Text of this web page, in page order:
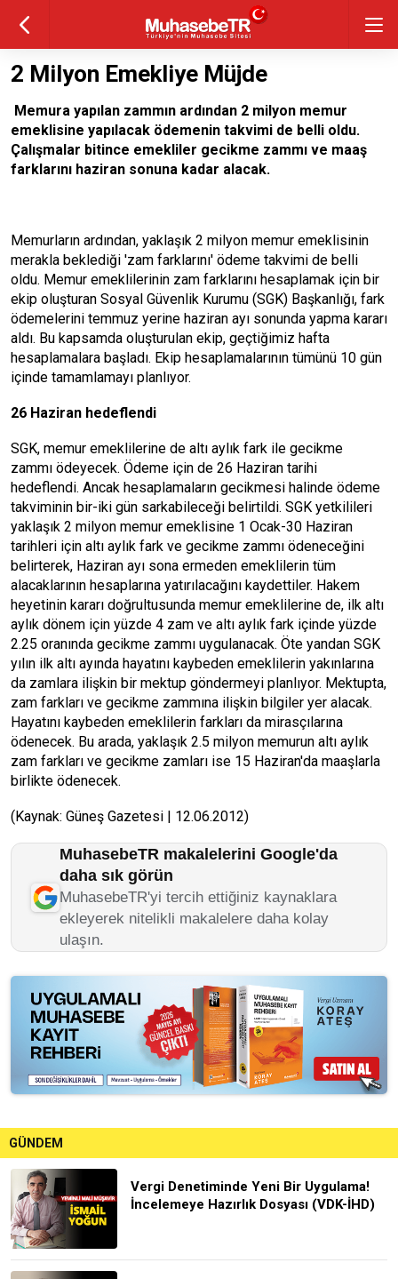
2 Milyon Emekliye Müjde
Memura yapılan zammın ardından 2 milyon memur
emeklisine yapılacak ödemenin takvimi de belli oldu.
Çalışmalar bitince emekliler gecikme zammı ve maaş
farklarını haziran sonuna kadar alacak.
Memurların ardından, yaklaşık 2 milyon memur emeklisinin
merakla beklediği 'zam farklarını' ödeme takvimi de belli
oldu. Memur emeklilerinin zam farklarını hesaplamak için bir
ekip oluşturan Sosyal Güvenlik Kurumu (SGK) Başkanlığı, fark
ödemelerini temmuz yerine haziran ayı sonunda yapma kararı
aldı. Bu kapsamda oluşturulan ekip, geçtiğimiz hafta
hesaplamalara başladı. Ekip hesaplamalarının tümünü 10 gün
içinde tamamlamayı planlıyor.
26 Haziran hedeflendi
SGK, memur emeklilerine de altı aylık fark ile gecikme
zammı ödeyecek. Ödeme için de 26 Haziran tarihi
hedeflendi. Ancak hesaplamaların gecikmesi halinde ödeme
takviminin bir-iki gün sarkabileceği belirtildi. SGK yetkilileri
yaklaşık 2 milyon memur emeklisine 1 Ocak-30 Haziran
tarihleri için altı aylık fark ve gecikme zammı ödeneceğini
belirterek, Haziran ayı sona ermeden emeklilerin tüm
alacaklarının hesaplarına yatırılacağını kaydettiler. Hakem
heyetinin kararı doğrultusunda memur emeklilerine de, ilk altı
aylık dönem için yüzde 4 zam ve altı aylık fark içinde yüzde
2.25 oranında gecikme zammı uygulanacak. Öte yandan SGK
yılın ilk altı ayında hayatını kaybeden emeklilerin yakınlarına
da zamlara ilişkin bir mektup göndermeyi planlıyor. Mektupta,
zam farkları ve gecikme zammına ilişkin bilgiler yer alacak.
Hayatını kaybeden emeklilerin farkları da mirasçılarına
ödenecek. Bu arada, yaklaşık 2.5 milyon memurun altı aylık
zam farkları ve gecikme zamları ise 15 Haziran'da maaşlarla
birlikte ödenecek.
(Kaynak: Güneş Gazetesi | 12.06.2012)
MuhasebeTR makalelerini Google'da
daha sık görün
MuhasebeTR'yi tercih ettiğiniz kaynaklara
ekleyerek nitelikli makalelere daha kolay
ulaşın.
GÜNDEM
Vergi Denetiminde Yeni Bir Uygulama!
İncelemeye Hazırlık Dosyası (VDK-İHD)